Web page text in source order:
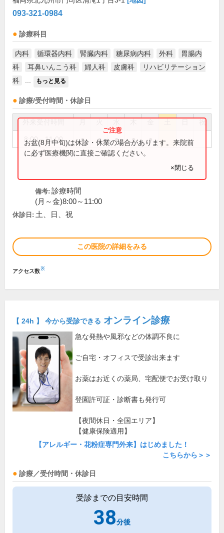
093-321-0984
診療科目
内科 循環器内科 腎臓内科 糖尿病内科 外科
胃腸内
科
耳鼻いんこう科 婦人科 皮膚科
リハビリテーション
科
もっと見る
診療/受付時間・休診日
祝
8:00～11:00 ● ● ● ● ●
お盆(8月中旬)は休診・休業の場合があります。来院前
に必ず医療機関に直接ご確認ください。
×閉じる
備考: 診療時間
(月～金)8:00～11:00
休診日: 土、日、祝
この医院の詳細をみる
アクセス数※
【 24h 】 今から受診できる オンライン診療
急な発熱や風邪などの体調不良に
ご自宅・オフィスで受診出来ます
お薬はお近くの薬局、宅配便でお受け取り
登園許可証・診断書も発行可
【夜間休日・全国エリア】
【健康保険適用】
【アレルギー・花粉症専門外来】はじめました！
こちらから＞＞
診療／受付時間・休診日
受診までの目安時間
38分後